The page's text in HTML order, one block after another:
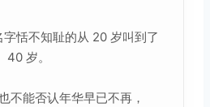
恬不知耻的从 20 岁叫到了
40 岁。
不能否认年华早已不再，